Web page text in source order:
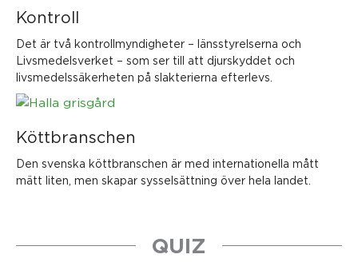
Kontroll
Det är två kontrollmyndigheter – länsstyrelserna och
Livsmedelsverket – som ser till att djurskyddet och
livsmedelssäkerheten på slakterierna efterlevs.
Köttbranschen
Den svenska köttbranschen är med internationella mått
mätt liten, men skapar sysselsättning över hela landet.
QUIZ